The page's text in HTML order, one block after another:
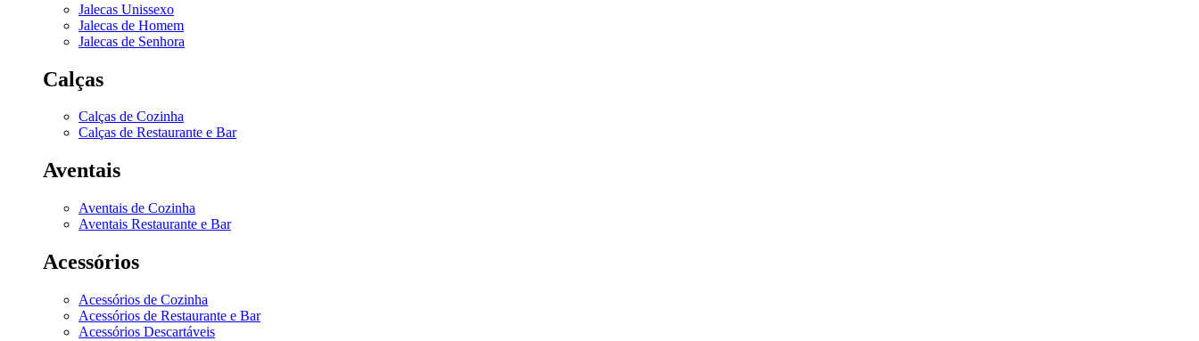
Jalecas Unissexo
Jalecas de Homem
Jalecas de Senhora
Calças
Calças de Cozinha
Calças de Restaurante e Bar
Aventais
Aventais de Cozinha
Aventais Restaurante e Bar
Acessórios
Acessórios de Cozinha
Acessórios de Restaurante e Bar
Acessórios Descartáveis